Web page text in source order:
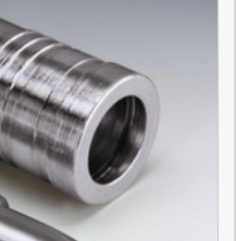
3D